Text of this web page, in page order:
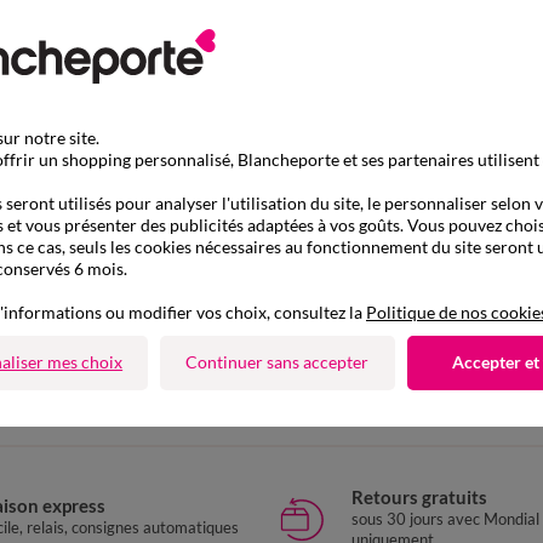
D'autres idées de Maillot de bain 1 pièce
bain 1 pièce Maillot de bain piscine Maillot de
express
relais, consignes automatiques
Retours gratuits
sous 30 jours avec Mondial
notre site.
un shopping personnalisé, Blancheporte et ses partenaires utilisent
seront utilisés pour analyser l'utilisation du site, le personnaliser selon
et vous présenter des publicités adaptées à vos goûts. Vous pouvez
ce cas, seuls les cookies nécessaires au fonctionnement du site seront
6 mois.
ou modifier vos choix, consultez la Politique de nos
mes choix Continuer sans accepter Accepter